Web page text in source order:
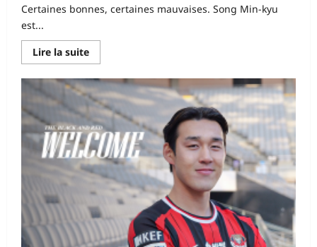
Certaines bonnes, certaines mauvaises. Song Min-kyu
est...
Lire la suiteEn
savoir
sur
Song
Min-
kyu
« J’ai
eu
envie
de
rejouer
avec
Kim
Gi-
dong
»